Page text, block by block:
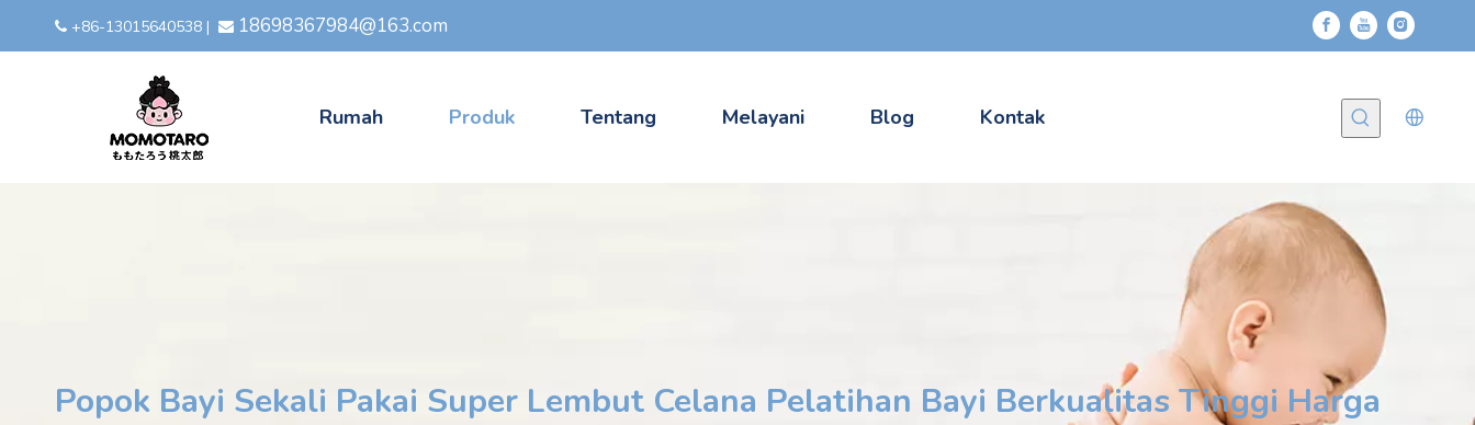
 +86-13015640538 |  18698367984@163.com
Rumah Produk Tentang Melayani Blog Kontak
Popok Bayi Sekali Pakai Super Lembut Celana Pelatihan Bayi Berkualitas Tinggi Harga